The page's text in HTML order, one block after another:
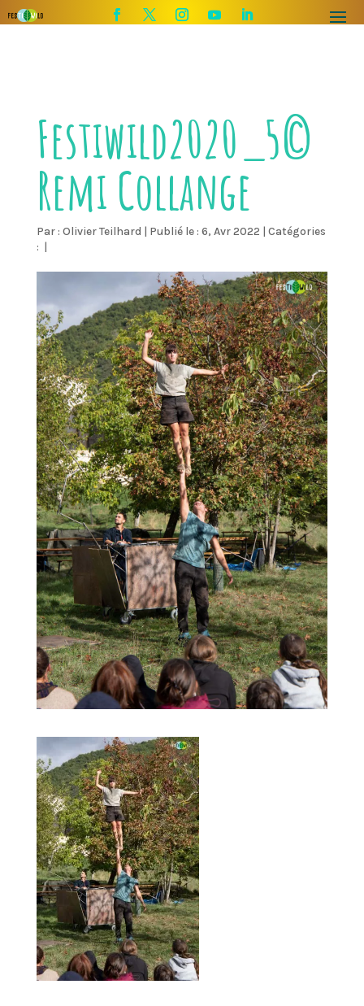
Festiwild2020_5©
Remi Collange
Par : Olivier Teilhard | Publié le : 6, Avr 2022 | Catégories
: |